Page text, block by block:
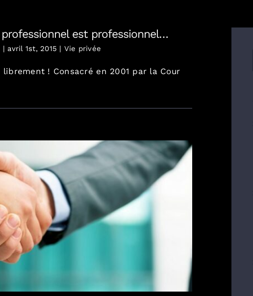
est professionnel…
| avril 1st, 2015 | Vie privée
! Consacré en 2001 par la Cour
innovante